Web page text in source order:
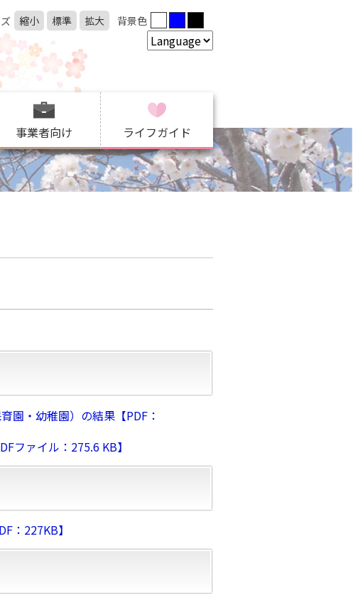
縮小 標準 拡大 背景色
事業者向け ライフガイド
園・幼稚園）の結果【PDF：
ファイル：275.6 KB】
：227KB】